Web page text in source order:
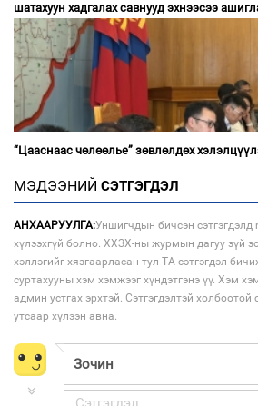
шатахуун хадгалах савнууд эхнээсээ
“Цааснаас чөлөөлье” зөвлөлдөх
МЭДЭЭНИЙ СЭТГЭГДЭЛ
АНХААРУУЛГА:Уншигчдын бичсэн
хүлээхгүй болно. ХХЗХ-ны журмын дагуу зүй
хэллэгийг хязгаарласан тул ТА сэтгэгдэл
суртахууны хэм хэмжээг хүндэтгэнэ үү. Хэм
админ устгах эрхтэй. Сэтгэгдэлтэй
утсаар хүлээн авна.